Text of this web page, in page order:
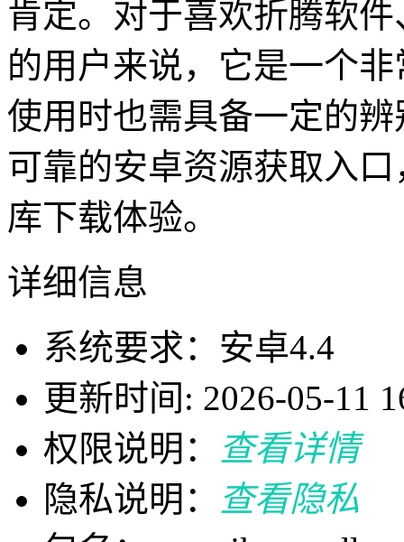
肯定。对于喜欢折腾软
的用户来说，它是一个
使用时也需具备一定的
可靠的安卓资源获取入
库下载体验。
详细信息
系统要求：安卓4.4
更新时间: 2026-05-11
权限说明：
查看详情
隐私说明：
查看隐私